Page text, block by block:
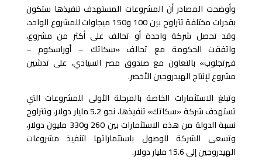
وأوضحت المصادر أن المشروعات المستهدف تنفيذها ستكون
بقدرات مختلفة تتراوح بين 100 و150 ميجاوات للمشروع الواحد،
وقد تحصل شركة واحدة أو تحالف على أكثر من مشروع،
واتفقت الحكومة مع تحالف «سكاتك – أوراسكوم –
فيرتجلوب» بالتعاون مع صندوق مصر السيادي، على تدشين
مشروع لإنتاج الهيدروجين الأخضر.
وتبلغ الاستثمارات الخاصة بالمرحلة الأولى للمشروعات التي
تستهدف شركة «سكاتك» تنفيذها، نحو 5.2 مليار دولار، وتتراوح
نسبة الدولة من هذه الاستثمارات بين 260 و330 مليون دولار،
وتسعى الشركة للوصول باستثماراتها لتنفيذ مشروعات
الهيدروجين إلى 15.6 مليار دولار.